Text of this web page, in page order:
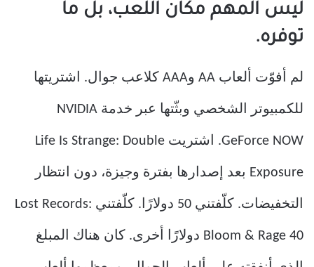
ليس المهم مكان اللعب، بل ما
توفره.
لم أفوّت ألعاب AA وAAA كلاعب جوال. اشتريتها
للكمبيوتر الشخصي وبثّتها عبر خدمة NVIDIA
GeForce NOW. اشتريت Life Is Strange: Double
Exposure بعد إصدارها بفترة وجيزة، دون انتظار
التخفيضات. كلّفتني 50 دولارًا. كلّفتني Lost Records:
Bloom & Rage 40 دولارًا أخرى. كان هناك المبلغ